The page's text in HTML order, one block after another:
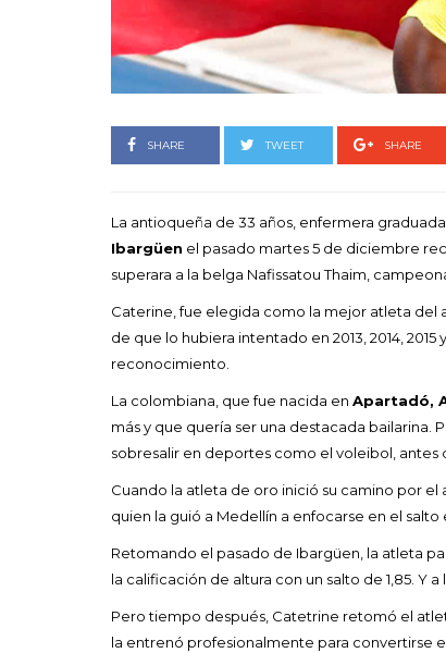
SHARE TWEET SHARE
La antioqueña de 33 años, enfermera
Ibargüen el pasado martes 5 de diciembre
superara a la belga Nafissatou Thaim,
Caterine, fue elegida como la mejor atleta del
de que lo hubiera intentado en 2013, 2014,
reconocimiento.
La colombiana, que fue nacida en Apartadó,
más y que quería ser una destacada bailarina.
sobresalir en deportes como el voleibol, antes
Cuando la atleta de oro inició su camino por
quien la guió a Medellín a enfocarse en el
Retomando el pasado de Ibargüen, la atleta
la calificación de altura con un salto de 1,85. Y
Pero tiempo después, Catetrine retomó el
la entrenó profesionalmente para convertirse